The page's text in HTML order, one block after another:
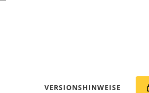
VERSIONSHINWEISE